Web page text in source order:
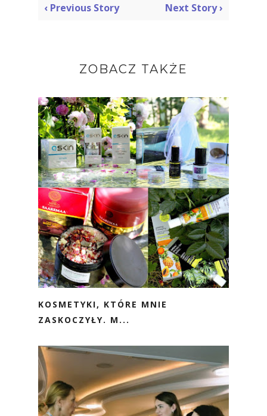
‹ Previous Story Next Story ›
ZOBACZ TAKŻE
KOSMETYKI, KTÓRE MNIE
ZASKOCZYŁY. M...